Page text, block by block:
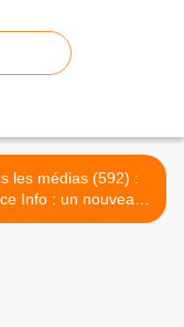
les médias (592) :
Info : un nouveau
de loi pour les